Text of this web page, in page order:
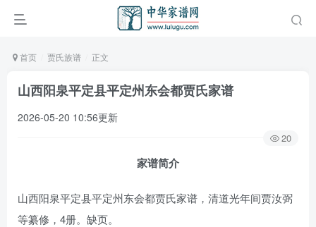
首页 贾氏族谱 正文
山西阳泉平定县平定州东会都贾氏家谱
2026-05-20 10:56更新
20
家谱简介
山西阳泉平定县平定州东会都贾氏家谱，清道光年间贾汝弼
等纂修，4册。缺页。